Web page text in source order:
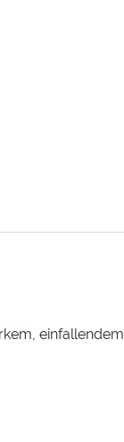
einfallendem